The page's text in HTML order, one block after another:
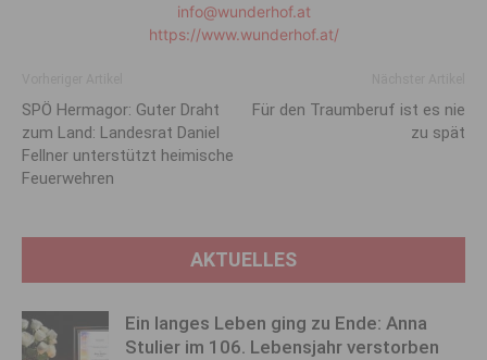
info@wunderhof.at
https://www.wunderhof.at/
SPÖ Hermagor: Guter Draht
zum Land: Landesrat Daniel
Fellner unterstützt heimische
Feuerwehren
Für den Traumberuf ist es nie
zu spät
AKTUELLES
Ein langes Leben ging zu Ende: Anna
Stulier im 106. Lebensjahr verstorben